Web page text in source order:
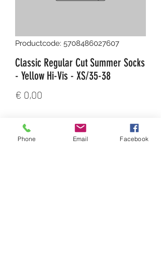
Productcode: 5708486027607
Classic Regular Cut Summer Socks
- Yellow Hi-Vis - XS/35-38
€ 0,00
Aantal
Phone Email Facebook